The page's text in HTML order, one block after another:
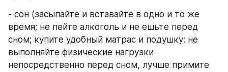
- сон (засыпайте и вставайте в одно и то же
время; не пейте алкоголь и не ешьте перед
сном; купите удобный матрас и подушку; не
выполняйте физические нагрузки
непосредственно перед сном, лучше примите